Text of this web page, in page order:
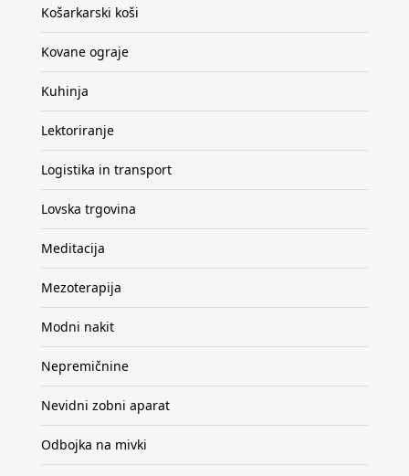
Košarkarski koši
Kovane ograje
Kuhinja
Lektoriranje
Logistika in transport
Lovska trgovina
Meditacija
Mezoterapija
Modni nakit
Nepremičnine
Nevidni zobni aparat
Odbojka na mivki